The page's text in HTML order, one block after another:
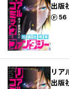
出版
56
ポイント
リア
出版